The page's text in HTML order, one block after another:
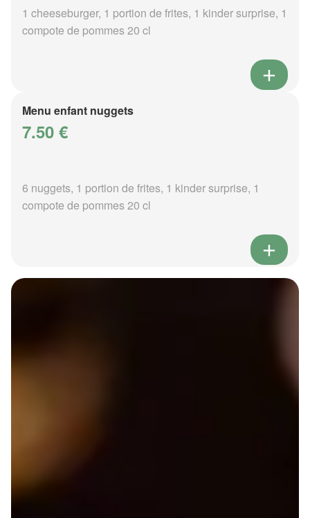
1 cheeseburger, 1 portion de frites, 1 kinder surprise, 1
compote de pommes 20 cl
Menu enfant nuggets
7.50 €
6 nuggets, 1 portion de frites, 1 kinder surprise, 1
compote de pommes 20 cl